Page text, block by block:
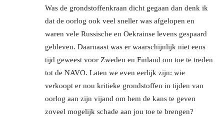
Was de grondstoffenkraan dicht gegaan dan denk ik
dat de oorlog ook veel sneller was afgelopen en
waren vele Russische en Oekrainse levens gespaard
gebleven. Daarnaast was er waarschijnlijk niet eens
tijd geweest voor Zweden en Finland om toe te treden
tot de NAVO. Laten we even eerlijk zijn: wie
verkoopt er nou kritieke grondstoffen in tijden van
oorlog aan zijn vijand om hem de kans te geven
zoveel mogelijk schade aan jou toe te brengen?